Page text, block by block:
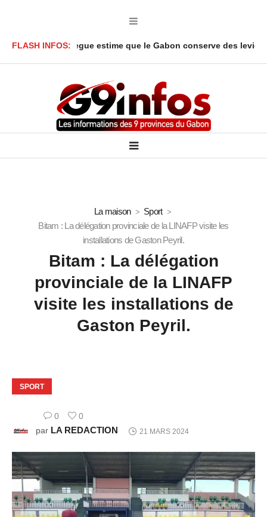
FLASH INFOS:
Y’Obegue estime que le Gabon conserve des leviers
La maison
Sport
Bitam : La délégation provinciale de la LINAFP visite les
installations de Gaston Peyril.
Bitam : La délégation
provinciale de la LINAFP
visite les installations de
Gaston Peyril.
SPORT
0
0
par LA REDACTION 21 MARS 2024